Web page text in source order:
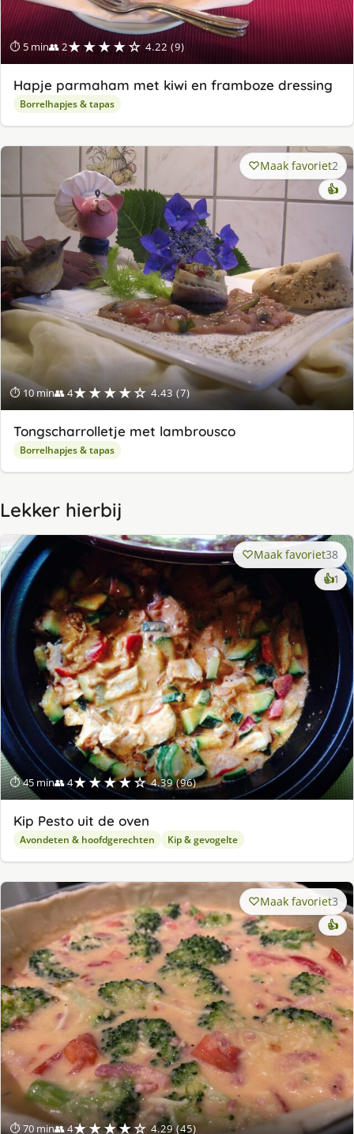
⏱ 5 min👥 2★★★★☆ 4.22 (9)
Hapje parmaham met kiwi en framboze dressing
Borrelhapjes & tapas
⏱ 10 min👥 4★★★★☆ 4.43 (7)
Maak favoriet2
👍
Tongscharrolletje met lambrousco
Borrelhapjes & tapas
Lekker hierbij
⏱ 45 min👥 4★★★★☆ 4.39 (96)
Maak favoriet38
👍1
Kip Pesto uit de oven
Avondeten & hoofdgerechten Kip & gevogelte
⏱ 70 min👥 4★★★★☆ 4.29 (45)
Maak favoriet3
👍